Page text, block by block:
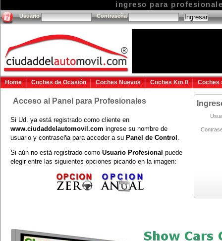
ingreso para
Usuario Contraseña
Home Coches de Ocasión Coches Nuevos Coches Km 0 Coches
Acceso al Panel para Profesionales
Si Ud. ya está registrado como cliente en
www.ciudaddelautomovil.com ingrese su nombre de
usuario y contraseña para acceder a su Panel de Control .
Si aún no está registrado como Usuario Profesional puede
elegir entre las siguientes opciones picando en la imagen: